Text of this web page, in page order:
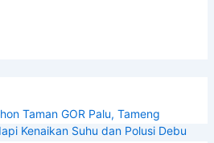
Taman GOR Palu, Tameng
Kenaikan Suhu dan Polusi Debu